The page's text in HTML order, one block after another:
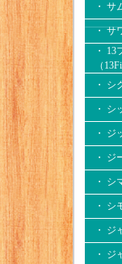
・ サ
・ サ
・
（
・ シ
・ シ
・ ジ
・ ジ
・ シ
・ シ
・ ジ
・ ジ